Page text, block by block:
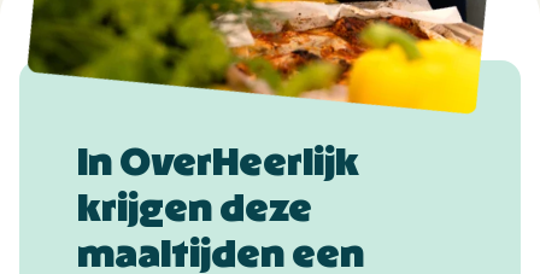
In OverHeerlijk
krijgen deze
maaltijden een